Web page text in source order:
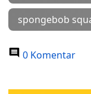
spongebob
0 Komentar